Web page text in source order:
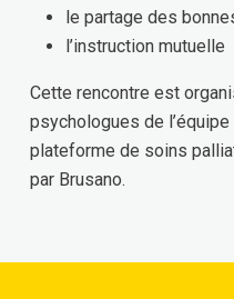
le partage des
l’instruction mutuelle
Cette rencontre est
psychologues de
plateforme de soins
par Brusano.